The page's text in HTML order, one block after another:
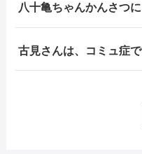
八十亀ちゃんかんさつ
古見さんは、コミュ症で